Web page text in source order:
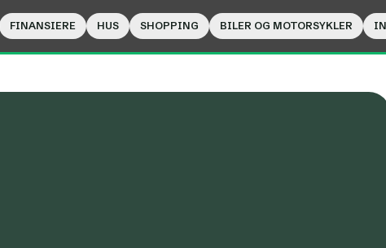
FINANSIERE HUS SHOPPING BILER OG MOTORSYKLER